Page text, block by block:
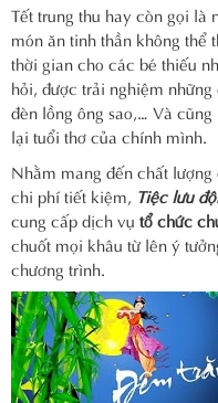
Tết trung thu hay còn gọi là
món ăn tinh thần không thể
thời gian cho các bé thiếu
hỏi, được trải nghiệm
đèn lồng ông sao,… Và
lại tuổi thơ của chính mình.
Nhằm mang đến chất
chi phí tiết kiệm, Tiệc lưu
cung cấp dịch vụ tổ chức
chuốt mọi khâu từ lên ý
chương trình.